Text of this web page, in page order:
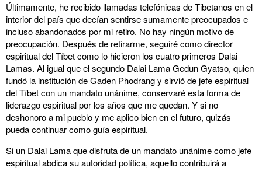
Últimamente, he recibido llamadas telefónicas de Tibetanos en el
interior del país que decían sentirse sumamente preocupados e
incluso abandonados por mi retiro. No hay ningún motivo de
preocupación. Después de retirarme, seguiré como director
espiritual del Tíbet como lo hicieron los cuatro primeros Dalai
Lamas. Al igual que el segundo Dalai Lama Gedun Gyatso, quien
fundó la institución de Gaden Phodrang y sirvió de jefe espiritual
del Tíbet con un mandato unánime, conservaré esta forma de
liderazgo espiritual por los años que me quedan. Y si no
deshonoro a mi pueblo y me aplico bien en el futuro, quizás
pueda continuar como guía espiritual.
Si un Dalai Lama que disfruta de un mandato unánime como jefe
espiritual abdica su autoridad política, aquello contribuirá a